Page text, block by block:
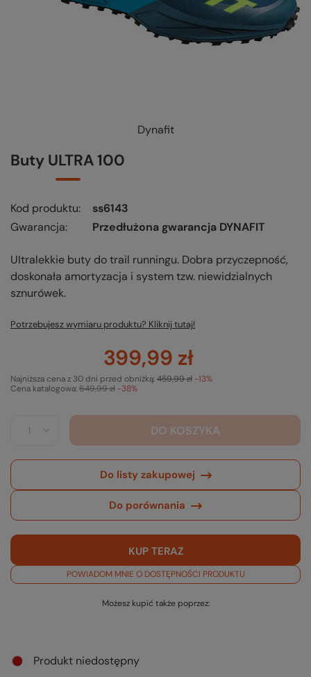
Dynafit
Buty ULTRA 100
Kod produktu
ss6143
Gwarancja
Przedłużona gwarancja DYNAFIT
UItralekkie buty do trail runningu. Dobra przyczepność,
doskonała amortyzacja i system tzw. niewidzialnych
sznurówek.
Potrzebujesz wymiaru produktu? Kliknij tutaj!
399,99 zł
Cena katalogowa:649,99 zł -38%
Najniższa cena z 30 dni przed obniżką:459,99 zł -13%
DO KOSZYKA
Do listy zakupowej
Do porównania
KUP TERAZ
POWIADOM MNIE O DOSTĘPNOŚCI PRODUKTU
Możesz kupić także poprzez:
Produkt niedostępny